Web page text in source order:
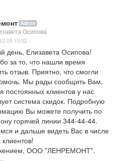
Admin
Осипова
10:02
день, Елизавета Осипова!
за то, что нашли время
отзыв. Приятно, что смогли
Мы рады сообщить Вам,
постоянных клиентов у нас
система скидок. Подробную
Вы можете получить по
горячей линии 344-44-44.
и дальше видеть Вас в числе
ООО "ЛЕНРЕМОНТ".